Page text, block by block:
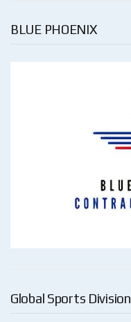
BLUE PHOENIX
Global Sports Division